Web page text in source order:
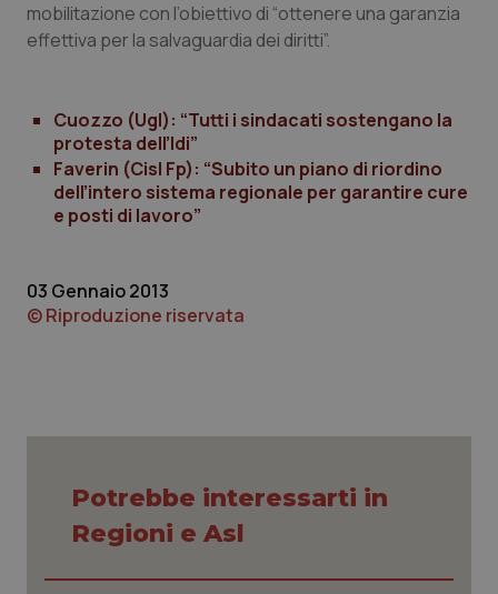
Marche
Piemonte
Provincia Autonoma di Bolzano
Puglia
Umbria
Donna & Salute
HIV
Infezioni & Febbre
Malattie rare
Oftalmologia
mobilitazione con l’obiettivo di “ottenere una garanzia
effettiva per la salvaguardia dei diritti”.
Cuozzo (Ugl): “Tutti i sindacati sostengano la
protesta dell’Idi”
Faverin (Cisl Fp): “Subito un piano di riordino
dell’intero sistema regionale per garantire cure
e posti di lavoro”
03 Gennaio 2013
© Riproduzione riservata
Potrebbe interessarti in
Regioni e Asl